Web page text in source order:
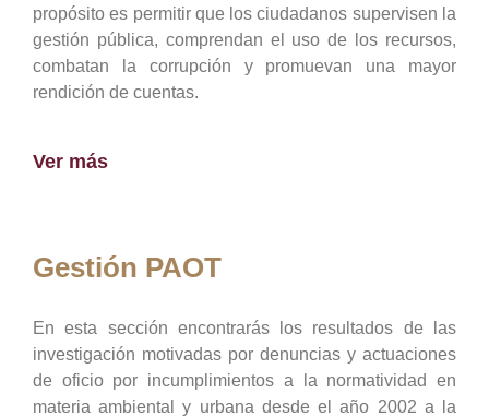
propósito es permitir que los ciudadanos supervisen la
gestión pública, comprendan el uso de los recursos,
combatan la corrupción y promuevan una mayor
rendición de cuentas.
Ver más
Gestión PAOT
En esta sección encontrarás los resultados de las
investigación motivadas por denuncias y actuaciones
de oficio por incumplimientos a la normatividad en
materia ambiental y urbana desde el año 2002 a la